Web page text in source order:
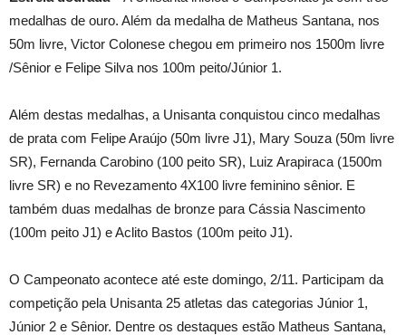
medalhas de ouro. Além da medalha de Matheus Santana, nos
50m livre, Victor Colonese chegou em primeiro nos 1500m livre
/Sênior e Felipe Silva nos 100m peito/Júnior 1.
Além destas medalhas, a Unisanta conquistou cinco medalhas
de prata com Felipe Araújo (50m livre J1), Mary Souza (50m livre
SR), Fernanda Carobino (100 peito SR), Luiz Arapiraca (1500m
livre SR) e no Revezamento 4X100 livre feminino sênior. E
também duas medalhas de bronze para Cássia Nascimento
(100m peito J1) e Aclito Bastos (100m peito J1).
O Campeonato acontece até este domingo, 2/11. Participam da
competição pela Unisanta 25 atletas das categorias Júnior 1,
Júnior 2 e Sênior. Dentre os destaques estão Matheus Santana,